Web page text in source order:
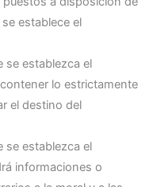
establece el
se establezca el
lo estrictamente
el destino del
se establezca el
informaciones o